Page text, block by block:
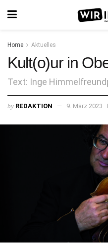
Home Aktuelles
Kult(o)ur in
Text: Inge
by REDAKTION 9. März 2023